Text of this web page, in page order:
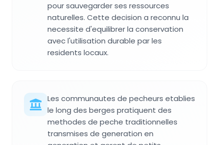
pour sauvegarder ses ressources
naturelles. Cette decision a reconnu la
necessite d'equilibrer la conservation
avec l'utilisation durable par les
residents locaux.
Les communautes de pecheurs etablies
le long des berges pratiquent des
methodes de peche traditionnelles
transmises de generation en